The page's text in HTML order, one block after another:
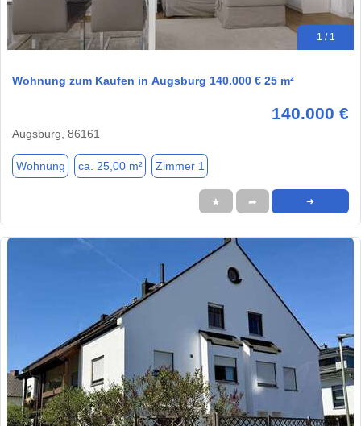
1 / 1
Wohnung zum Kaufen in Augsburg 140.000 € 25 m²
140.000 €
Augsburg, 86161
Wohnung ca. 25,00 m² Zimmer 1
★ ➦ ➜